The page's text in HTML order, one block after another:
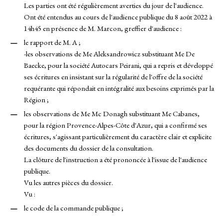
Les parties ont été régulièrement averties du jour de l'audience.
Ont été entendus au cours de l'audience publique du 8 août 2022 à
14h45 en présence de M. Marcon, greffier d'audience :
le rapport de M. A ;
-les observations de Me Aleksandrowicz substituant Me De
Baecke, pour la société Autocars Peirani, qui a repris et développé
ses écritures en insistant sur la régularité de l'offre de la société
requérante qui répondait en intégralité aux besoins exprimés par la
Région ;
les observations de Me Mc Donagh substituant Me Cabanes,
pour la région Provence-Alpes-Côte d'Azur, qui a confirmé ses
écritures, s'agissant particulièrement du caractère clair et explicite
des documents du dossier de la consultation.
La clôture de l'instruction a été prononcée à l'issue de l'audience
publique.
Vu les autres pièces du dossier.
Vu :
le code de la commande publique ;